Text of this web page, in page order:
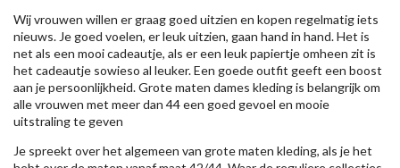
Wij vrouwen willen er graag goed uitzien en kopen regelmatig iets
nieuws. Je goed voelen, er leuk uitzien, gaan hand in hand. Het is
net als een mooi cadeautje, als er een leuk papiertje omheen zit is
het cadeautje sowieso al leuker. Een goede outfit geeft een boost
aan je persoonlijkheid. Grote maten dames kleding is belangrijk om
alle vrouwen met meer dan 44 een goed gevoel en mooie
uitstraling te geven
Je spreekt over het algemeen van grote maten kleding, als je het